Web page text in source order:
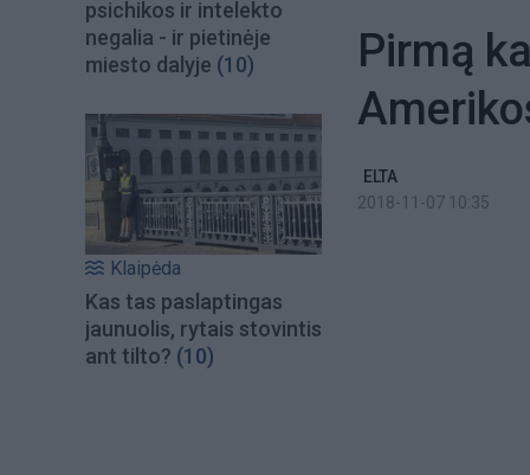
psichikos ir intelekto
negalia - ir pietinėje
miesto dalyje (10)
Klaipėda
Kas tas paslaptingas
jaunuolis, rytais stovintis
ant tilto? (10)
Pirmą
ELTA
2018-11-07 10:35